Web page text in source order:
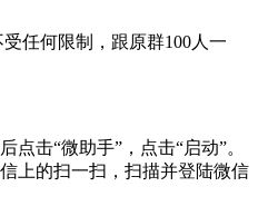
任何限制，跟原群100人一
击“微助手”，点击“启动”。
上的扫一扫，扫描并登陆微信